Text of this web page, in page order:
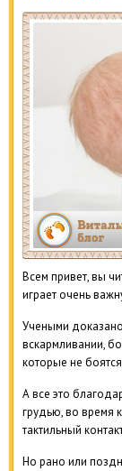
Всем привет, вы
играет очень
Учеными
вскармливании,
которые не
А все это
грудью, во время
тактильный
Но рано или